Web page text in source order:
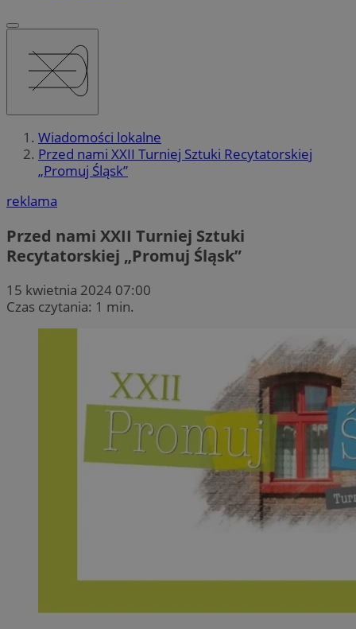
Wiadomości lokalne
Przed nami XXII Turniej Sztuki Recytatorskiej
„Promuj Śląsk”
reklama
Przed nami XXII Turniej Sztuki
Recytatorskiej „Promuj Śląsk”
15 kwietnia 2024 07:00
Czas czytania: 1 min.